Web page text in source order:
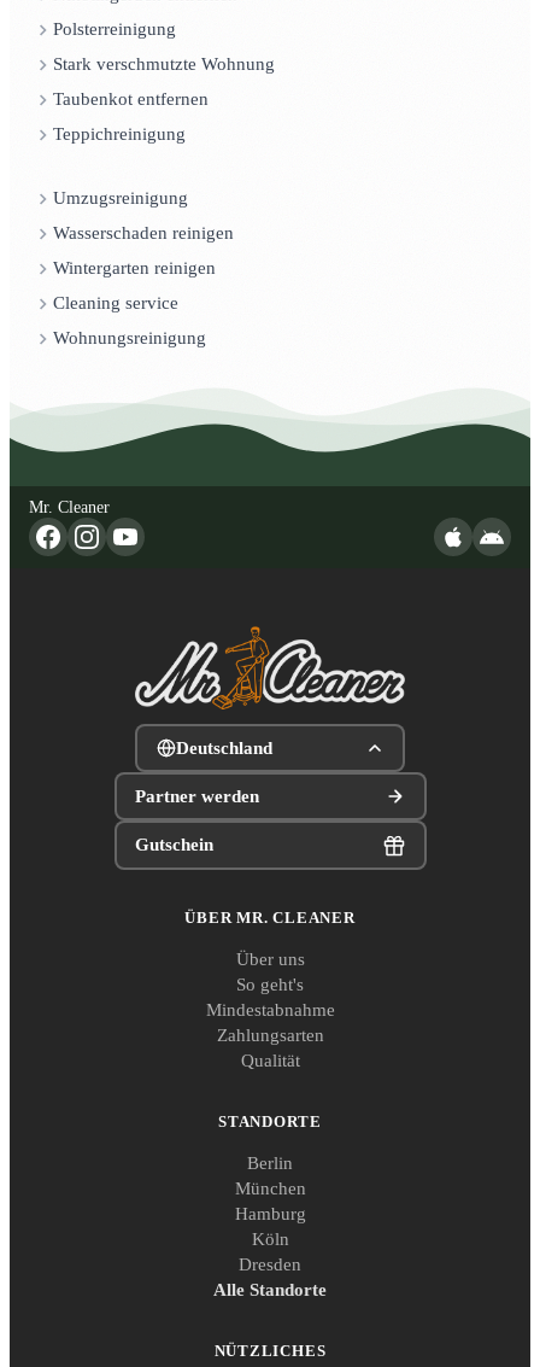
Polsterreinigung
Stark verschmutzte Wohnung
Taubenkot entfernen
Teppichreinigung
Umzugsreinigung
Wasserschaden reinigen
Wintergarten reinigen
Cleaning service
Wohnungsreinigung
Mr. Cleaner
Deutschland
Partner werden
Gutschein
ÜBER MR. CLEANER
Über uns
So geht's
Mindestabnahme
Zahlungsarten
Qualität
STANDORTE
Berlin
München
Hamburg
Köln
Dresden
Alle Standorte
NÜTZLICHES